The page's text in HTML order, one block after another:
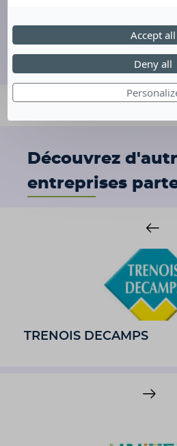
Découvrez
entreprises
TRENOIS DECAMPS
Deny all
Accept all